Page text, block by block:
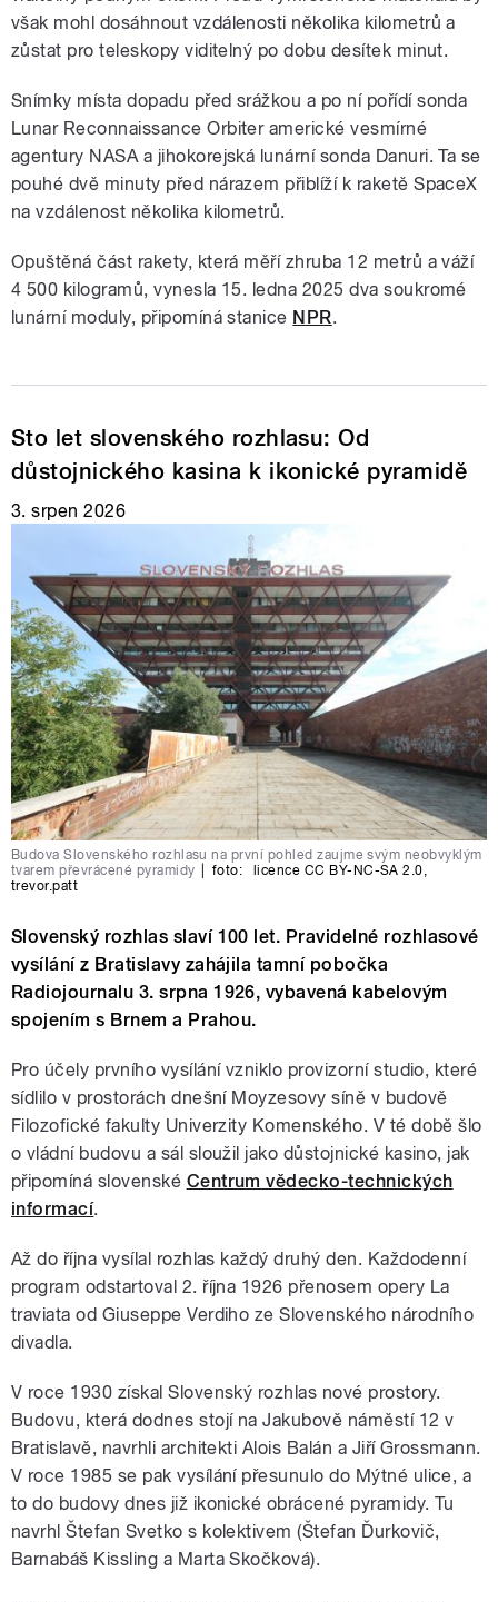
však mohl dosáhnout vzdálenosti několika kilometrů a
zůstat pro teleskopy viditelný po dobu desítek minut.
Snímky místa dopadu před srážkou a po ní pořídí sonda
Lunar Reconnaissance Orbiter americké vesmírné
agentury NASA a jihokorejská lunární sonda Danuri. Ta se
pouhé dvě minuty před nárazem přiblíží k raketě SpaceX
na vzdálenost několika kilometrů.
Opuštěná část rakety, která měří zhruba 12 metrů a váží
4 500 kilogramů, vynesla 15. ledna 2025 dva soukromé
lunární moduly, připomíná stanice NPR.
Sto let slovenského rozhlasu: Od
důstojnického kasina k ikonické pyramidě
3. srpen 2026
Budova Slovenského rozhlasu na první pohled zaujme svým neobvyklým
tvarem převrácené pyramidy
foto: licence CC BY-NC-SA 2.0,
trevor.patt
Slovenský rozhlas slaví 100 let. Pravidelné rozhlasové
vysílání z Bratislavy zahájila tamní pobočka
Radiojournalu 3. srpna 1926, vybavená kabelovým
spojením s Brnem a Prahou.
Pro účely prvního vysílání vzniklo provizorní studio, které
sídlilo v prostorách dnešní Moyzesovy síně v budově
Filozofické fakulty Univerzity Komenského. V té době šlo
o vládní budovu a sál sloužil jako důstojnické kasino, jak
připomíná slovenské Centrum vědecko-technických
informací.
Až do října vysílal rozhlas každý druhý den. Každodenní
program odstartoval 2. října 1926 přenosem opery La
traviata od Giuseppe Verdiho ze Slovenského národního
divadla.
V roce 1930 získal Slovenský rozhlas nové prostory.
Budovu, která dodnes stojí na Jakubově náměstí 12 v
Bratislavě, navrhli architekti Alois Balán a Jiří Grossmann.
V roce 1985 se pak vysílání přesunulo do Mýtné ulice, a
to do budovy dnes již ikonické obrácené pyramidy. Tu
navrhl Štefan Svetko s kolektivem (Štefan Ďurkovič,
Barnabáš Kissling a Marta Skočková).